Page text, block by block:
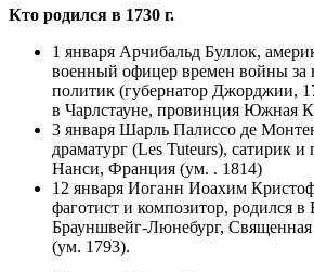
Кто родился в 1730 г.
1 января Арчибальд Буллок,
военный офицер времен войны за
политик (губернатор Джорджии,
в Чарлстауне, провинция Южная
3 января Шарль Палиссо де
драматург (Les Tuteurs), сатирик и
Нанси, Франция (ум. . 1814)
12 января Иоганн Иоахим
фаготист и композитор, родился в
Брауншвейг-Люнебург,
(ум. 1793).